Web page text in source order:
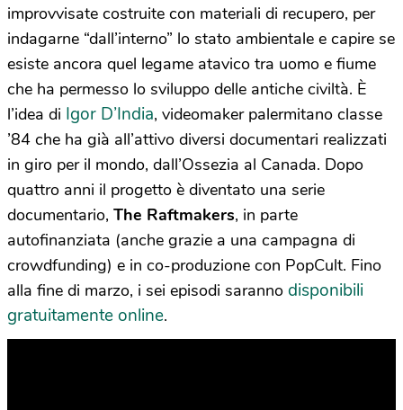
improvvisate costruite con materiali di recupero, per
indagarne “dall’interno” lo stato ambientale e capire se
esiste ancora quel legame atavico tra uomo e fiume
che ha permesso lo sviluppo delle antiche civiltà. È
l’idea di Igor D’India, videomaker palermitano classe
’84 che ha già all’attivo diversi documentari realizzati
in giro per il mondo, dall’Ossezia al Canada. Dopo
quattro anni il progetto è diventato una serie
documentario, The Raftmakers, in parte
autofinanziata (anche grazie a una campagna di
crowdfunding) e in co-produzione con PopCult. Fino
alla fine di marzo, i sei episodi saranno disponibili
gratuitamente online.